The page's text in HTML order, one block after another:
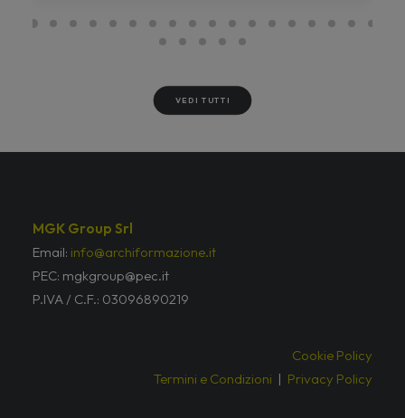
VEDI TUTTI
MGK Group Srl
Email: info@archiformazione.it
PEC: mgkgroup@pec.it
P.IVA / C.F.: 03096890219
Cookie Policy
Termini e Condizioni | Privacy Policy